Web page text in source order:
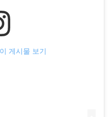
게시물 보기